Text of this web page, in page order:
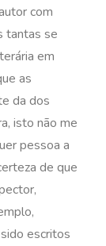
com
tantas se
em
as
da dos
isto não me
pessoa a
de que
escritos